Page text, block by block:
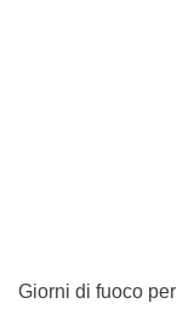
Giorni di fuoco per